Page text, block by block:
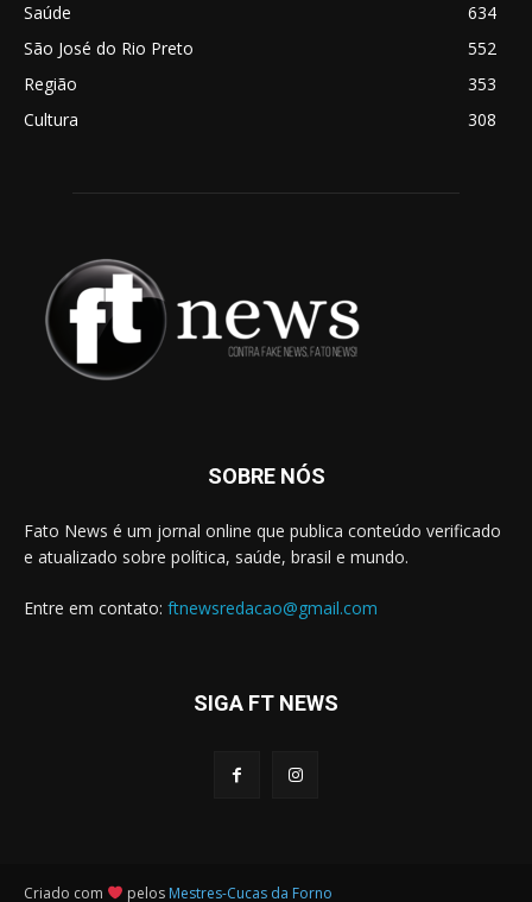
Saúde
634
São José do Rio Preto
552
Região
353
Cultura
308
SOBRE NÓS
Fato News é um jornal online que publica conteúdo verificado
e atualizado sobre política, saúde, brasil e mundo.
Entre em contato: ftnewsredacao@gmail.com
SIGA FT NEWS
Criado com pelos Mestres-Cucas da Forno